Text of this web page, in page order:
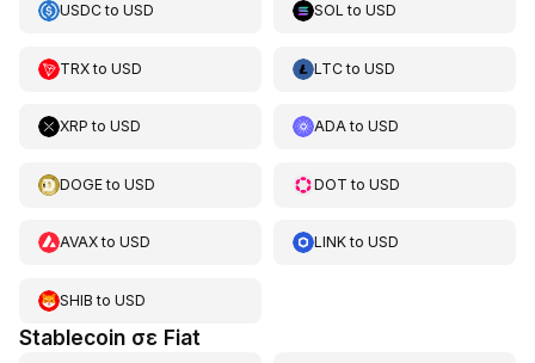
USDCto USD SOL toUSD
TRXto USD LTCtoUSD
XRP to USD ADAtoUSD
DOGEto USD DOT toUSD
AVAXto USD LINKtoUSD
SHIB to USD
Stablecoin σε Fiat